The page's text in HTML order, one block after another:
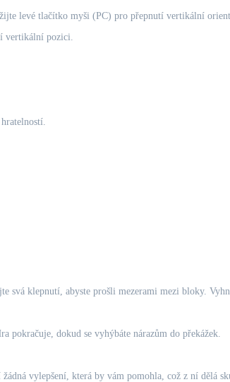
levé tlačítko myši (PC) pro přepnutí vertikální
vertikální pozici.
svá klepnutí, abyste prošli mezerami mezi bloky.
pokračuje, dokud se vyhýbáte nárazům do překážek.
vylepšení, která by vám pomohla, což z ní dělá